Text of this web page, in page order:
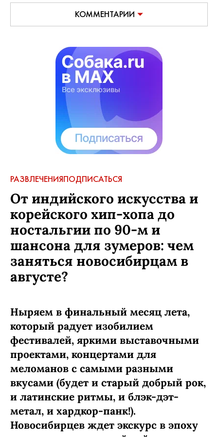
КОММЕНТАРИИ
РАЗВЛЕЧЕНИЯПОДПИСАТЬСЯ
От индийского искусства и
корейского хип-хопа до
ностальгии по 90-м и
шансона для зумеров: чем
заняться новосибирцам в
августе?
Ныряем в финальный месяц лета,
который радует изобилием
фестивалей, яркими выставочными
проектами, концертами для
меломанов с самыми разными
вкусами (будет и старый добрый рок,
и латинские ритмы, и блэк-дэт-
метал, и хардкор-панк!).
Новосибирцев ждет экскурс в эпоху